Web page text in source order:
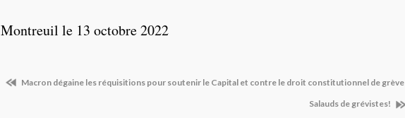
Montreuil le 13 octobre 2022
Macron dégaine les réquisitions pour soutenir le Capital et contre le droit constitutionnel de grève
Salauds de grévistes!